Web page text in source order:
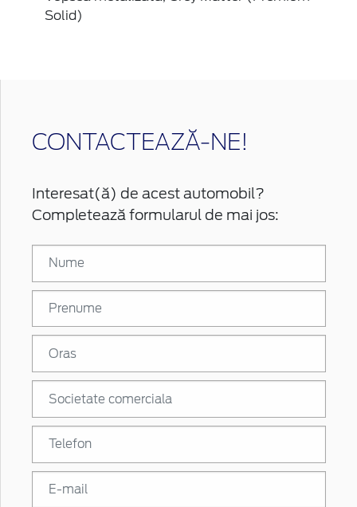
Solid)
CONTACTEAZĂ-NE!
Interesat(ă) de acest automobil?
Completează formularul de mai jos: